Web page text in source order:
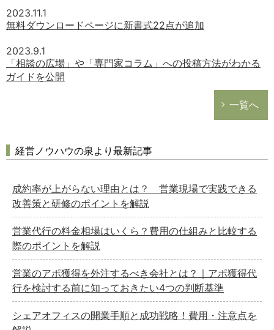
2023.11.1
無料ダウンロードページに新書式22点が追加
2023.9.1
「相談の広場」や「専門家コラム」への投稿方法がわかる
ガイドを公開
一覧へ
経営ノウハウの泉より最新記事
成約率が上がらない理由とは？ 営業現場で実践できる
改善策と研修のポイントを解説
営業代行の料金相場はいくら？費用の仕組みと比較する
際のポイントを解説
営業のアポ獲得を外注するべき会社とは？｜アポ獲得代
行を検討する前に知っておきたい4つの判断基準
シェアオフィスの開業手順と成功戦略！費用・注意点を